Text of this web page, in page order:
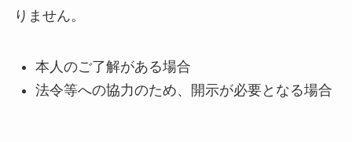
りません。
本人のご了解がある場合
法令等への協力のため、開示が必要となる場合